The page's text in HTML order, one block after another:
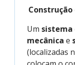
Construção
Um sistema
mecânica e
(localizadas